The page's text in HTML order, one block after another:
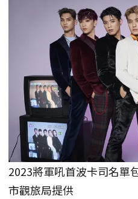
2023將軍吼首波卡司名單
市觀旅局提供